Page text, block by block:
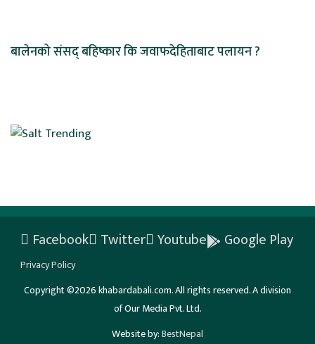
बालेनको संसद् बहिष्कार कि जवाफदेहिताबाट पलायन ?
Facebook Twitter Youtube Google Play
Privacy Policy
Copyright ©2026 khabardabali.com. All rights reserved. A division
of Our Media Pvt. Ltd.
Website by:BestNepal